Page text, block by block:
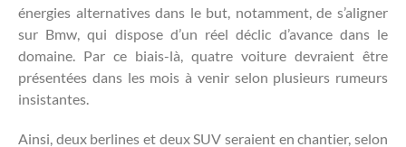
énergies alternatives dans le but, notamment, de s’aligner
sur Bmw, qui dispose d’un réel déclic d’avance dans le
domaine. Par ce biais-là, quatre voiture devraient être
présentées dans les mois à venir selon plusieurs rumeurs
insistantes.
Ainsi, deux berlines et deux SUV seraient en chantier, selon